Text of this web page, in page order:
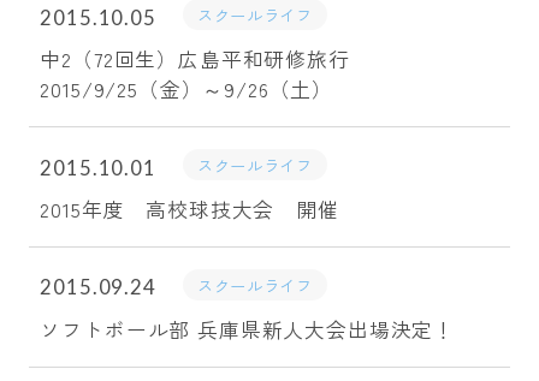
2015.10.05 スクールライフ
中2（72回生）広島平和研修旅行
2015/9/25（金）～9/26（土）
2015.10.01 スクールライフ
2015年度 高校球技大会 開催
2015.09.24 スクールライフ
ソフトボール部 兵庫県新人大会出場決定！